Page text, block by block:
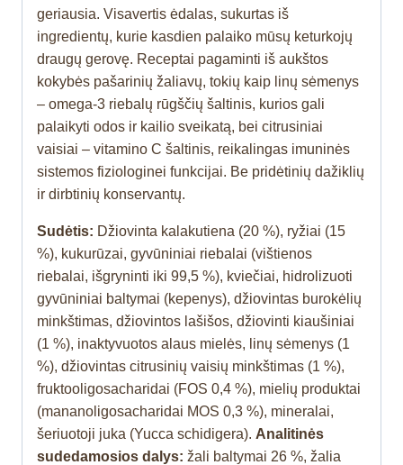
geriausia. Visavertis ėdalas, sukurtas iš
ingredientų, kurie kasdien palaiko mūsų keturkojų
draugų gerovę. Receptai pagaminti iš aukštos
kokybės pašarinių žaliavų, tokių kaip linų sėmenys
– omega-3 riebalų rūgščių šaltinis, kurios gali
palaikyti odos ir kailio sveikatą, bei citrusiniai
vaisiai – vitamino C šaltinis, reikalingas imuninės
sistemos fiziologinei funkcijai. Be pridėtinių dažiklių
ir dirbtinių konservantų.
Sudėtis: Džiovinta kalakutiena (20 %), ryžiai (15
%), kukurūzai, gyvūniniai riebalai (vištienos
riebalai, išgryninti iki 99,5 %), kviečiai, hidrolizuoti
gyvūniniai baltymai (kepenys), džiovintas burokėlių
minkštimas, džiovintos lašišos, džiovinti kiaušiniai
(1 %), inaktyvuotos alaus mielės, linų sėmenys (1
%), džiovintas citrusinių vaisių minkštimas (1 %),
fruktooligosacharidai (FOS 0,4 %), mielių produktai
(mananoligosacharidai MOS 0,3 %), mineralai,
šeriuotoji juka (Yucca schidigera). Analitinės
sudedamosios dalys: žali baltymai 26 %, žalia